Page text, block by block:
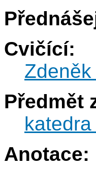
Cvičící:
Předmět
Anotace: